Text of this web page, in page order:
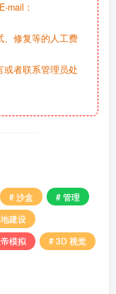
mail：
、修复等的人工费
或者联系管理员处
# 沙盒
# 管理
建设
模拟 # 3D 视觉